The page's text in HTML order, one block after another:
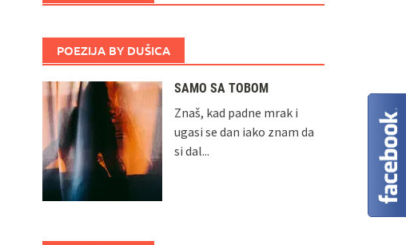
POEZIJA BY DUŠICA
SAMO SA TOBOM
Znaš, kad padne mrak i
ugasi se dan iako znam da
si dal...